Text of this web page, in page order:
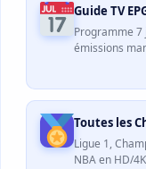
Guide TV
Programme 7
émissions
Toutes les
Ligue 1,
NBA en HD/